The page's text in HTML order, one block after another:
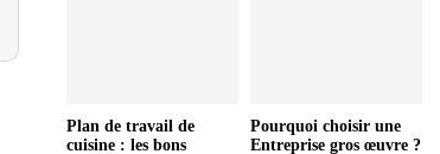
Plan de travail de
cuisine : les bons
Pourquoi choisir une
Entreprise gros œuvre ?